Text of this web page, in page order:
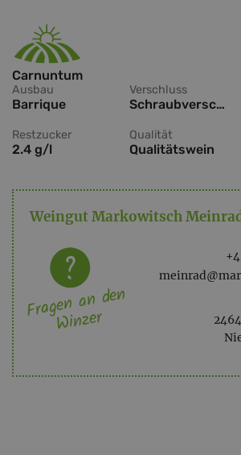
Carnuntum
Ausbau
Barrique
Verschluss
Schraubverschluss
Restzucker
2.4 g/l
Qualität
Qualitätswein
Weingut Markowitsch
Fragen an den
Winzer